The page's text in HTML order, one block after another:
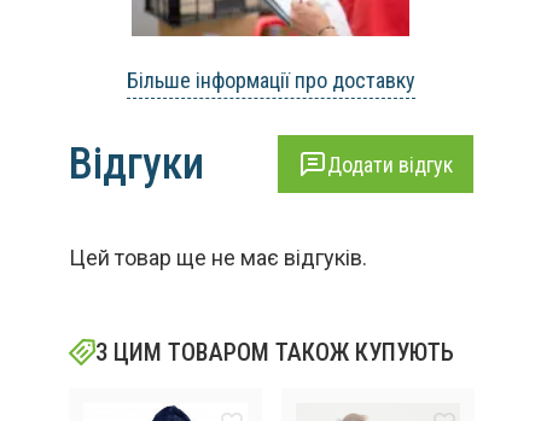
Більше інформації про доставку
Відгуки Додати відгук
Цей товар ще не має відгуків.
З ЦИМ ТОВАРОМ ТАКОЖ КУПУЮТЬ